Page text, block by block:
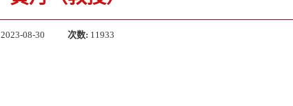
2023-08-30 次数: 11933